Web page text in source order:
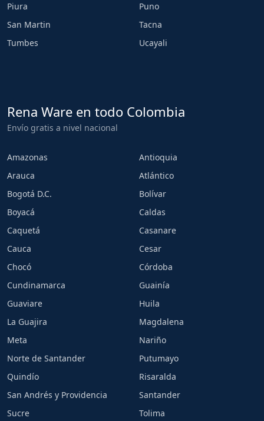
Piura
Puno
San Martin
Tacna
Tumbes
Ucayali
Rena Ware en todo Colombia
Envío gratis a nivel nacional
Amazonas
Antioquia
Arauca
Atlántico
Bogotá D.C.
Bolívar
Boyacá
Caldas
Caquetá
Casanare
Cauca
Cesar
Chocó
Córdoba
Cundinamarca
Guainía
Guaviare
Huila
La Guajira
Magdalena
Meta
Nariño
Norte de Santander
Putumayo
Quindío
Risaralda
San Andrés y Providencia
Santander
Sucre
Tolima